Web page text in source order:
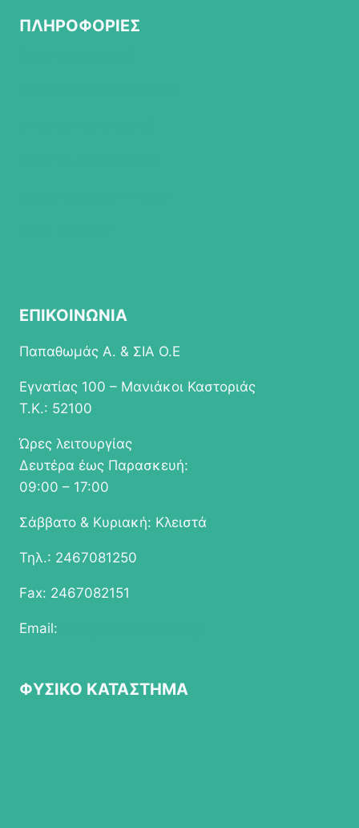
ΠΛΗΡΟΦΟΡΙΕΣ
ΕΠΙΚΟΙΝΩΝΙΑ
Παπαθωμάς Α. & ΣΙΑ Ο.Ε
Εγνατίας 100 – Μανιάκοι Καστοριάς
Τ.Κ.: 52100
Ώρες λειτουργίας
Δευτέρα έως Παρασκευή:
09:00 – 17:00
Σάββατο & Κυριακή: Κλειστά
Τηλ.: 2467081250
Fax: 2467082151
Email:
ΦΥΣΙΚΟ ΚΑΤΑΣΤΗΜΑ